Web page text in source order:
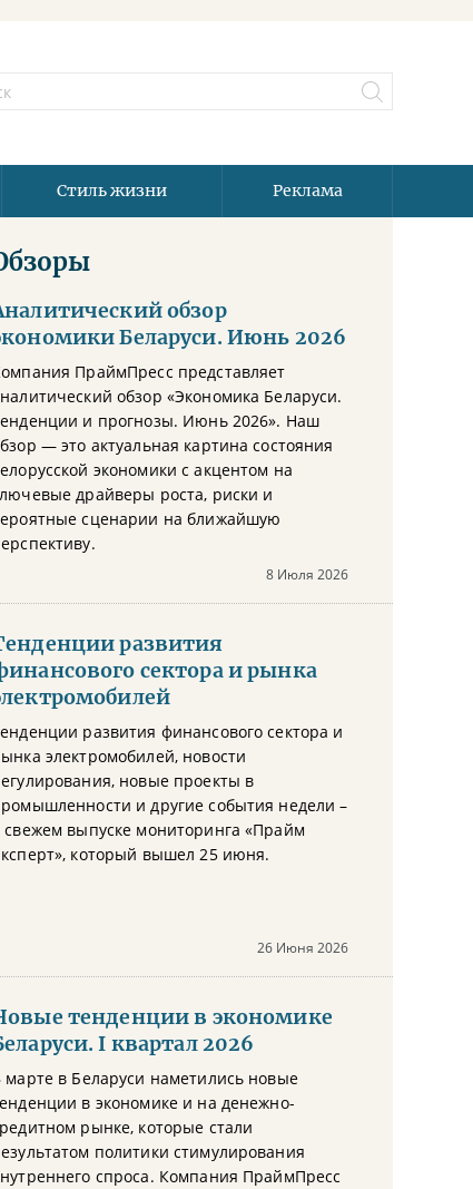
Стиль жизни Реклама
обзор
Беларуси. Июнь 2026
ПраймПресс представляет
обзор «Экономика Беларуси.
и прогнозы. Июнь 2026». Наш
— это актуальная картина состояния
экономики с акцентом на
драйверы роста, риски и
сценарии на ближайшую
8 Июля 2026
развития
сектора и рынка
развития финансового сектора и
электромобилей, новости
новые проекты в
и другие события недели –
свежем выпуске мониторинга «Прайм
который вышел 25 июня.
26 Июня 2026
тенденции в экономике
I квартал 2026
марте в Беларуси наметились новые
в экономике и на денежно-
рынке, которые стали
политики стимулирования
спроса. Компания ПраймПресс